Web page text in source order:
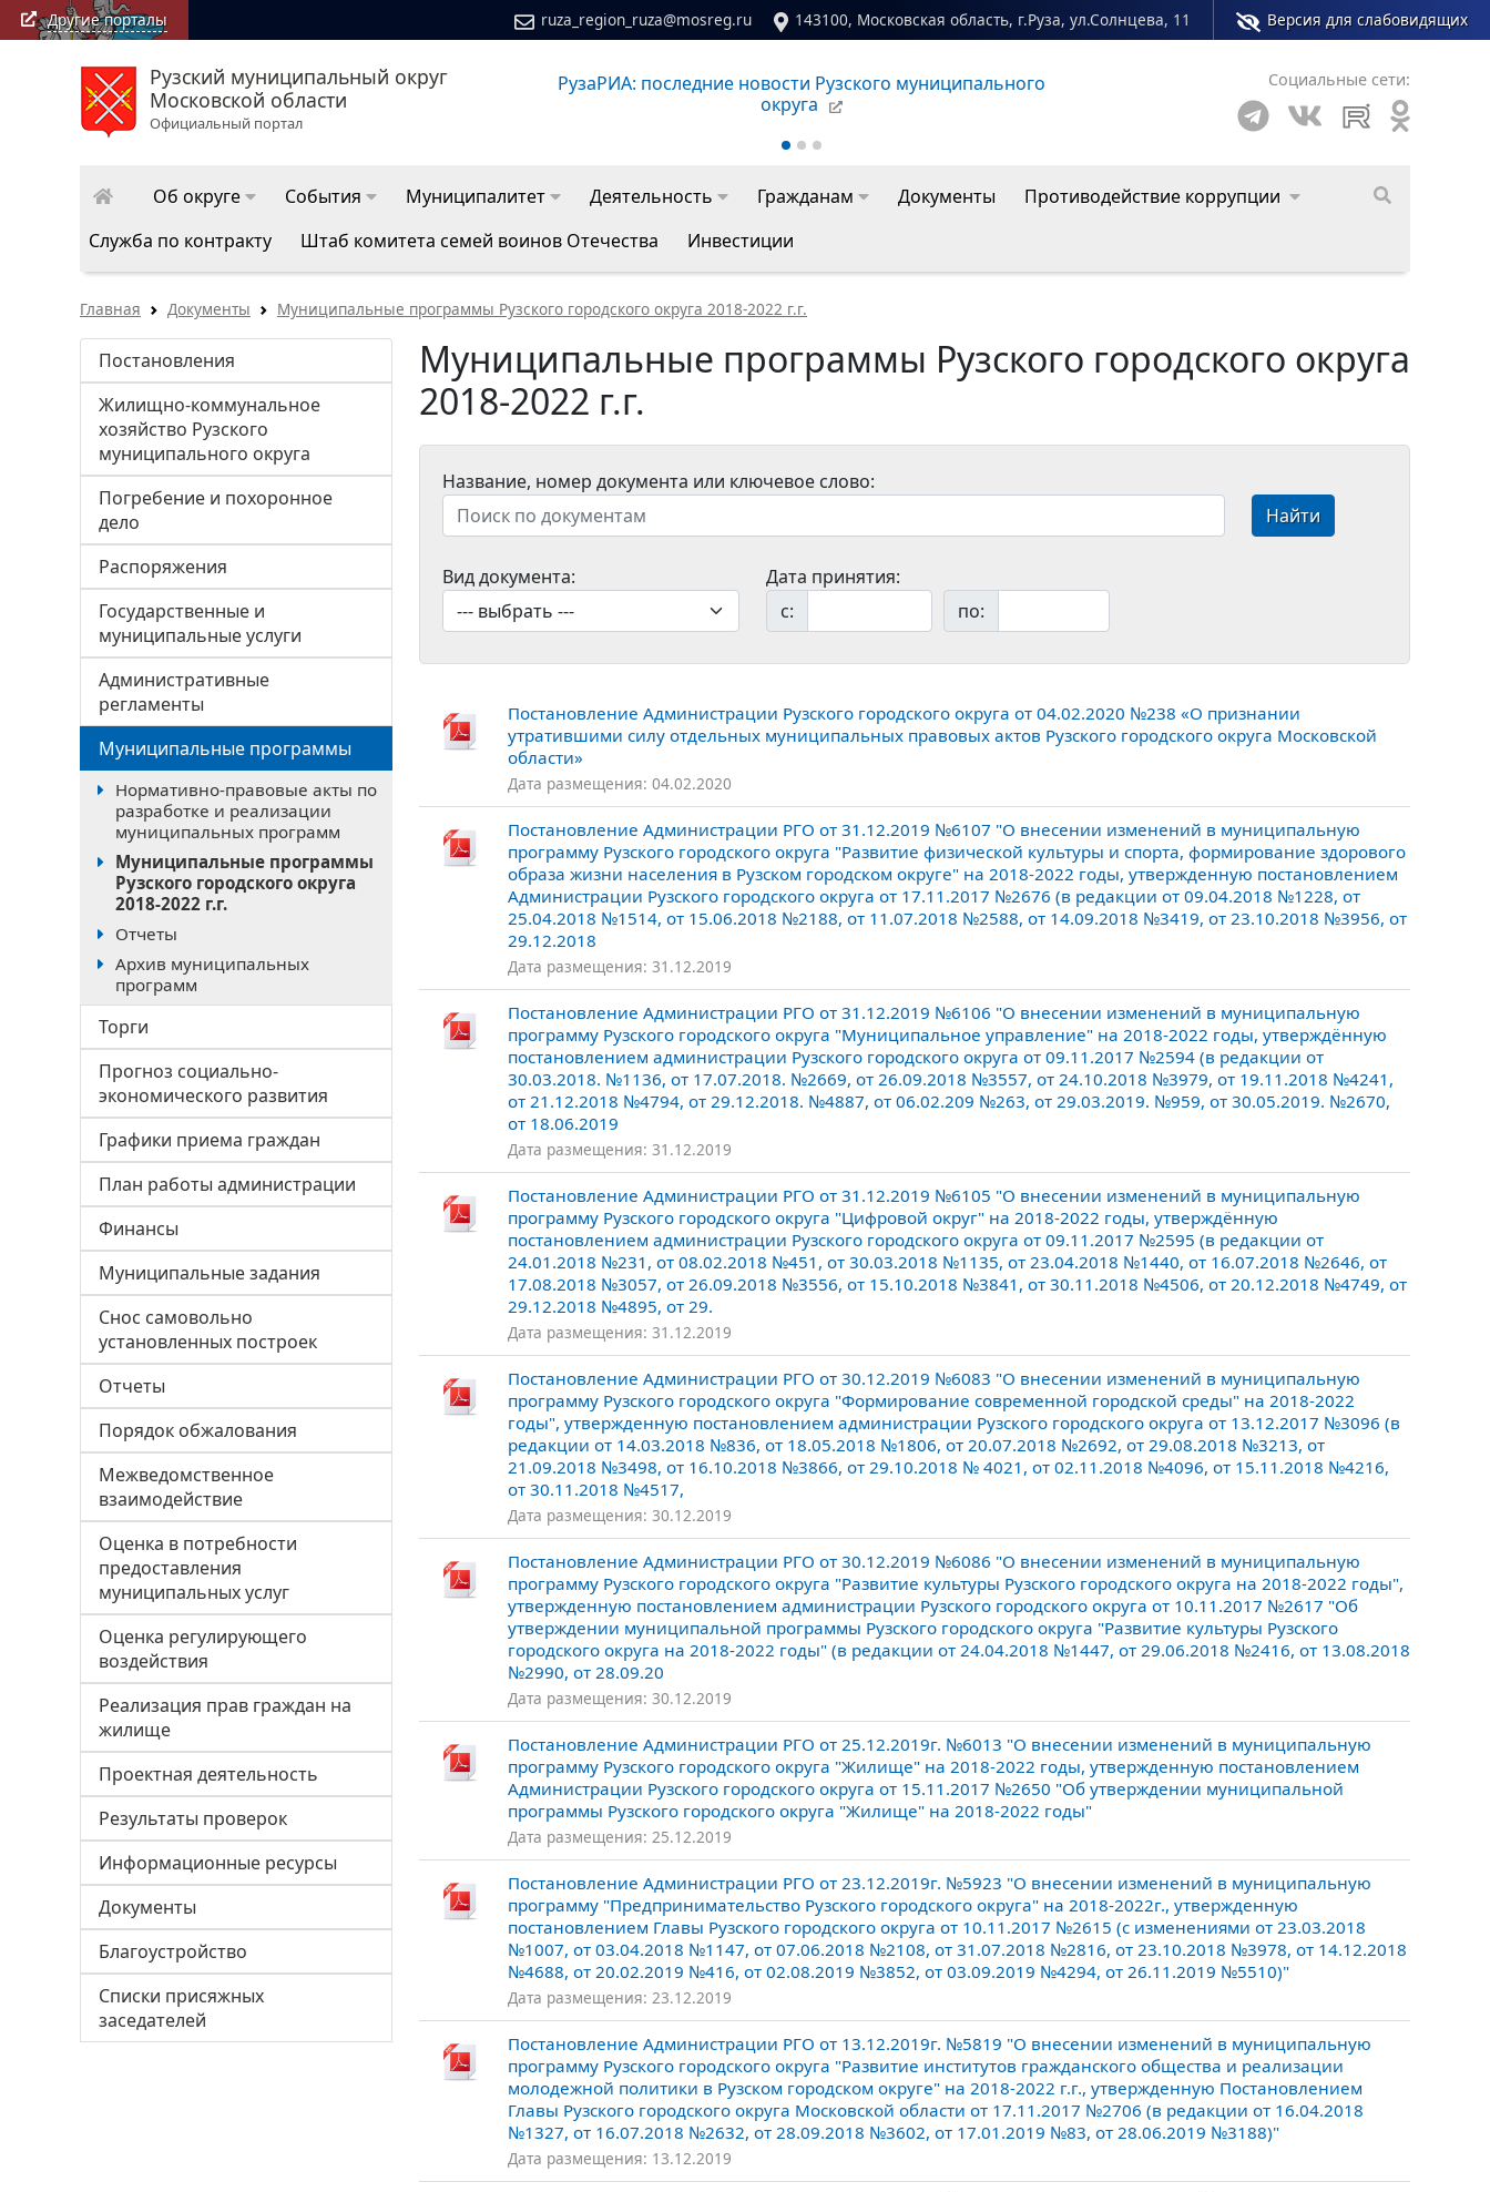
Другие порталы ruza_region_ruza@mosreg.ru 143100, Московская область, г.Руза, ул.Солнцева, 11 Версия для слабовидящих
Рузский муниципальный округ
Московской области
Официальный портал
Сайт молодежного центра Рузского муниципального округа Социальные сети:
Об округе События Муниципалитет Деятельность Гражданам Документы
Противодействие коррупции
Служба по контракту
Штаб комитета семей воинов Отечества Инвестиции
Главная Документы Муниципальные программы Рузского городского округа 2018-2022 г.г.
Постановления
Жилищно-коммунальное
хозяйство Рузского
муниципального округа
Погребение и похоронное
дело
Распоряжения
Государственные и
муниципальные услуги
Административные
регламенты
Муниципальные программы
Нормативно-правовые акты по
разработке и реализации
муниципальных программ
Муниципальные программы
Рузского городского округа
2018-2022 г.г.
Отчеты
Архив муниципальных
программ
Торги
Прогноз социально-
экономического развития
Графики приема граждан
План работы администрации
Финансы
Муниципальные задания
Снос самовольно
установленных построек
Отчеты
Порядок обжалования
Межведомственное
взаимодействие
Оценка в потребности
предоставления
муниципальных услуг
Оценка регулирующего
воздействия
Реализация прав граждан на
жилище
Проектная деятельность
Результаты проверок
Информационные ресурсы
Документы
Благоустройство
Списки присяжных
заседателей
Муниципальные программы Рузского городского округа
2018-2022 г.г.
Название, номер документа или ключевое слово:
Найти
Вид документа:
Дата принятия:
с:
по:
Постановление Администрации Рузского городского округа от 04.02.2020 №238 «О признании
утратившими силу отдельных муниципальных правовых актов Рузского городского округа Московской
области»
Дата размещения: 04.02.2020
Постановление Администрации РГО от 31.12.2019 №6107 "О внесении изменений в муниципальную
программу Рузского городского округа "Развитие физической культуры и спорта, формирование здорового
образа жизни населения в Рузском городском округе" на 2018-2022 годы, утвержденную постановлением
Администрации Рузского городского округа от 17.11.2017 №2676 (в редакции от 09.04.2018 №1228, от
25.04.2018 №1514, от 15.06.2018 №2188, от 11.07.2018 №2588, от 14.09.2018 №3419, от 23.10.2018 №3956, от
29.12.2018
Дата размещения: 31.12.2019
Постановление Администрации РГО от 31.12.2019 №6106 "О внесении изменений в муниципальную
программу Рузского городского округа "Муниципальное управление" на 2018-2022 годы, утверждённую
постановлением администрации Рузского городского округа от 09.11.2017 №2594 (в редакции от
30.03.2018. №1136, от 17.07.2018. №2669, от 26.09.2018 №3557, от 24.10.2018 №3979, от 19.11.2018 №4241,
от 21.12.2018 №4794, от 29.12.2018. №4887, от 06.02.209 №263, от 29.03.2019. №959, от 30.05.2019. №2670,
от 18.06.2019
Дата размещения: 31.12.2019
Постановление Администрации РГО от 31.12.2019 №6105 "О внесении изменений в муниципальную
программу Рузского городского округа "Цифровой округ" на 2018-2022 годы, утверждённую
постановлением администрации Рузского городского округа от 09.11.2017 №2595 (в редакции от
24.01.2018 №231, от 08.02.2018 №451, от 30.03.2018 №1135, от 23.04.2018 №1440, от 16.07.2018 №2646, от
17.08.2018 №3057, от 26.09.2018 №3556, от 15.10.2018 №3841, от 30.11.2018 №4506, от 20.12.2018 №4749, от
29.12.2018 №4895, от 29.
Дата размещения: 31.12.2019
Постановление Администрации РГО от 30.12.2019 №6083 "О внесении изменений в муниципальную
программу Рузского городского округа "Формирование современной городской среды" на 2018-2022
годы", утвержденную постановлением администрации Рузского городского округа от 13.12.2017 №3096 (в
редакции от 14.03.2018 №836, от 18.05.2018 №1806, от 20.07.2018 №2692, от 29.08.2018 №3213, от
21.09.2018 №3498, от 16.10.2018 №3866, от 29.10.2018 № 4021, от 02.11.2018 №4096, от 15.11.2018 №4216,
от 30.11.2018 №4517,
Дата размещения: 30.12.2019
Постановление Администрации РГО от 30.12.2019 №6086 "О внесении изменений в муниципальную
программу Рузского городского округа "Развитие культуры Рузского городского округа на 2018-2022 годы",
утвержденную постановлением администрации Рузского городского округа от 10.11.2017 №2617 "Об
утверждении муниципальной программы Рузского городского округа "Развитие культуры Рузского
городского округа на 2018-2022 годы" (в редакции от 24.04.2018 №1447, от 29.06.2018 №2416, от 13.08.2018
№2990, от 28.09.20
Дата размещения: 30.12.2019
Постановление Администрации РГО от 25.12.2019г. №6013 "О внесении изменений в муниципальную
программу Рузского городского округа "Жилище" на 2018-2022 годы, утвержденную постановлением
Администрации Рузского городского округа от 15.11.2017 №2650 "Об утверждении муниципальной
программы Рузского городского округа "Жилище" на 2018-2022 годы"
Дата размещения: 25.12.2019
Постановление Администрации РГО от 23.12.2019г. №5923 "О внесении изменений в муниципальную
программу "Предпринимательство Рузского городского округа" на 2018-2022г., утвержденную
постановлением Главы Рузского городского округа от 10.11.2017 №2615 (с изменениями от 23.03.2018
№1007, от 03.04.2018 №1147, от 07.06.2018 №2108, от 31.07.2018 №2816, от 23.10.2018 №3978, от 14.12.2018
№4688, от 20.02.2019 №416, от 02.08.2019 №3852, от 03.09.2019 №4294, от 26.11.2019 №5510)"
Дата размещения: 23.12.2019
Постановление Администрации РГО от 13.12.2019г. №5819 "О внесении изменений в муниципальную
программу Рузского городского округа "Развитие институтов гражданского общества и реализации
молодежной политики в Рузском городском округе" на 2018-2022 г.г., утвержденную Постановлением
Главы Рузского городского округа Московской области от 17.11.2017 №2706 (в редакции от 16.04.2018
№1327, от 16.07.2018 №2632, от 28.09.2018 №3602, от 17.01.2019 №83, от 28.06.2019 №3188)"
Дата размещения: 13.12.2019